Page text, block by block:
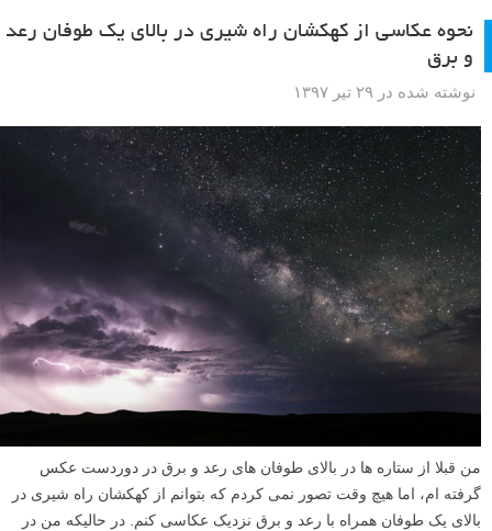
نحوه عکاسی از کهکشان راه شیری در بالای یک طوفان رعد
و برق
نوشته شده در ۲۹ تیر ۱۳۹۷
من قبلا از ستاره ها در بالای طوفان های رعد و برق در دوردست عکس
گرفته ام، اما هیچ وقت تصور نمی کردم که بتوانم از کهکشان راه شیری در
بالای یک طوفان همراه با رعد و برق نزدیک عکاسی کنم. در حالیکه من در